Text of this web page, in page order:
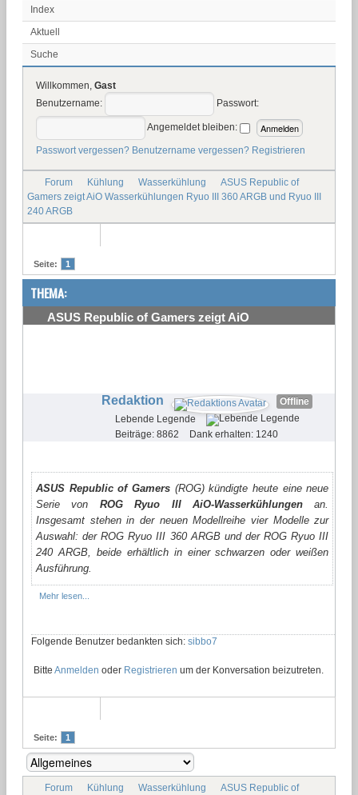
Index
Aktuell
Suche
Willkommen, Gast
Benutzername:
Passwort:
Angemeldet bleiben:
Passwort vergessen? Benutzername vergessen? Registrieren
Forum Kühlung Wasserkühlung
ASUS Republic of
Gamers zeigt AiO Wasserkühlungen Ryuo III 360 ARGB und Ryuo III
240 ARGB
Seite: 1
THEMA:
ASUS Republic of Gamers zeigt AiO
Redaktion
Offline
Lebende Legende
Beiträge: 8862
Dank erhalten: 1240
ASUS Republic of Gamers (ROG) kündigte heute eine neue
Serie von ROG Ryuo III AiO-Wasserkühlungenan.
Insgesamt stehen in der neuen Modellreihe vier Modelle zur
Auswahl: der ROG Ryuo III 360 ARGB und der ROG Ryuo III
240 ARGB, beide erhältlich in einer schwarzen oder weißen
Ausführung.
Mehr lesen...
Folgende Benutzer bedankten sich: sibbo7
Bitte Anmelden oder Registrieren um der Konversation beizutreten.
Seite: 1
Forum Kühlung Wasserkühlung
ASUS Republic of